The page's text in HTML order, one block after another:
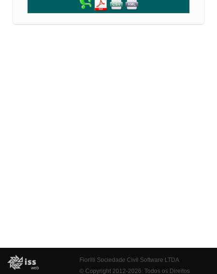
Fiorilli Sociedade Civil Software LTDA
© Copyright 2012-2026. Todos os Direitos